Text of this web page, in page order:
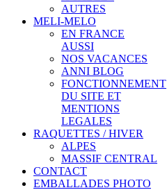
AUTRES
MELI-MELO
EN FRANCE
AUSSI
NOS VACANCES
ANNI BLOG
FONCTIONNEMENT
DU SITE ET
MENTIONS
LEGALES
RAQUETTES / HIVER
ALPES
MASSIF CENTRAL
CONTACT
EMBALLADES PHOTO